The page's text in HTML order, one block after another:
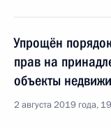
Упрощён
прав на
объекты
2 августа 2019 года,